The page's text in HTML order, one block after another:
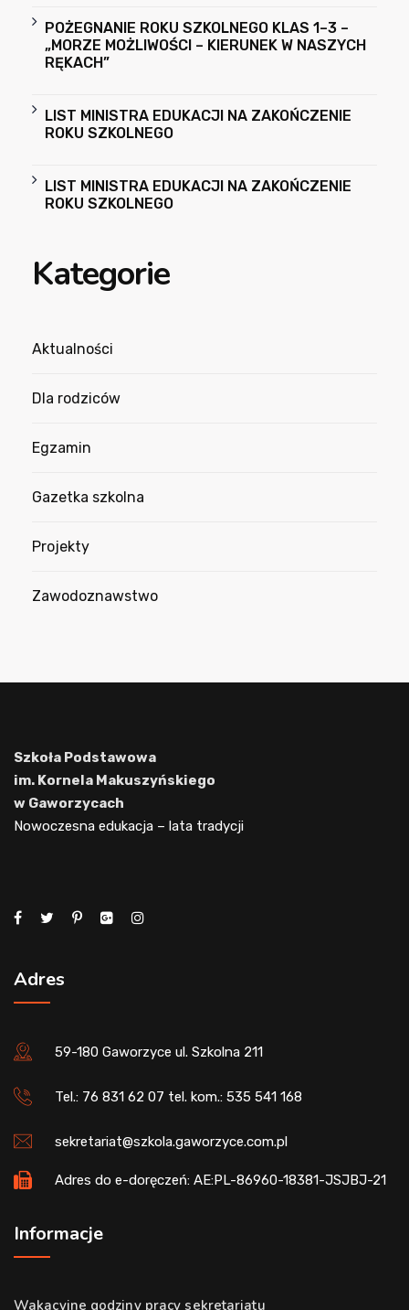
POŻEGNANIE ROKU SZKOLNEGO KLAS 1–3 –
„MORZE MOŻLIWOŚCI – KIERUNEK W NASZYCH
RĘKACH”
LIST MINISTRA EDUKACJI NA ZAKOŃCZENIE
ROKU SZKOLNEGO
LIST MINISTRA EDUKACJI NA ZAKOŃCZENIE
ROKU SZKOLNEGO
Kategorie
Aktualności
Dla rodziców
Egzamin
Gazetka szkolna
Projekty
Zawodoznawstwo
Szkoła Podstawowa
im. Kornela Makuszyńskiego
w Gaworzycach
Nowoczesna edukacja – lata tradycji
Adres
59-180 Gaworzyce ul. Szkolna 211
Tel.: 76 831 62 07 tel. kom.: 535 541 168
sekretariat@szkola.gaworzyce.com.pl
Adres do e-doręczeń: AE:PL-86960-18381-JSJBJ-21
Informacje
Wakacyjne godziny pracy sekretariatu